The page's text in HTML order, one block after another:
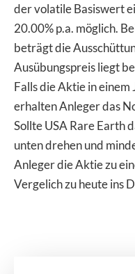
der volatile Basiswert
20.00% p.a. möglich.
beträgt die
Ausübungspreis liegt
Falls die Aktie in
erhalten Anleger das
Sollte USA Rare Earth
unten drehen und
Anleger die Aktie zu
Vergelich zu heute ins